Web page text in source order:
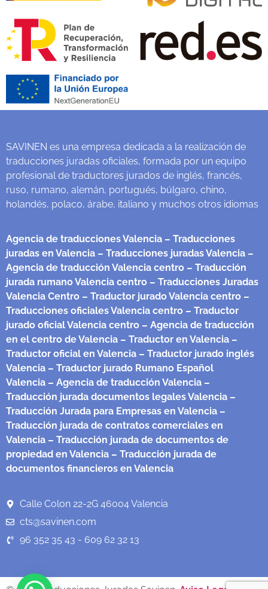
SAVINEN es una empresa dedicada a la realización de
traducciones juradas oficiales, formada por un equipo
profesional de traductores jurados de inglés, francés,
ruso, rumano, alemán, portugués, búlgaro, chino,
holandés, polaco, árabe, italiano y muchos otros idiomas
Agencia de traducciones Valencia – Traducciones
juradas en Valencia – Traducciones juradas Valencia –
Agencia de traducción Valencia centro – Traducción
jurada rumano Valencia centro – Traducciones Juradas
Valencia Centro – Traductor jurado Valencia centro –
Traducciones oficiales Valencia centro – Traductor
jurado oficial Valencia centro – Agencia de traducción
en el centro de Valencia – Traductor en Valencia –
Traductor oficial en Valencia – Traductor jurado inglés
Valencia – Traductor jurado Rumano Español
Valencia – Agencia de traducción Valencia –
Traducción jurada documentos legales Valencia –
Traducción Jurada para Empresas en Valencia –
Traducción jurada de contratos comerciales en
Valencia – Traducción jurada de documentos de
propiedad en Valencia – Traducción jurada de
documentos financieros en Valencia
Calle Colon 22-2G 46004 Valencia
cts@savinen.com
96 352 35 43 - 609 62 32 13